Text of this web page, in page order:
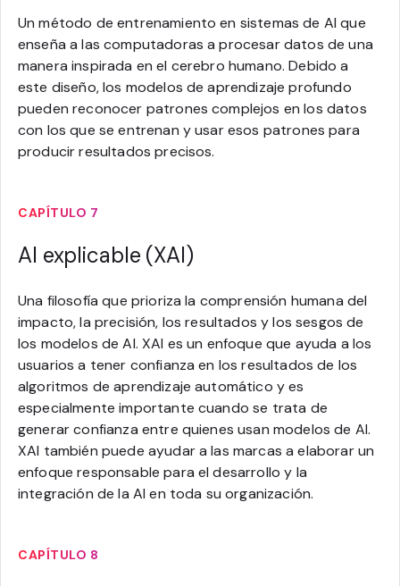
Un método de entrenamiento en sistemas de AI que
enseña a las computadoras a procesar datos de una
manera inspirada en el cerebro humano. Debido a
este diseño, los modelos de aprendizaje profundo
pueden reconocer patrones complejos en los datos
con los que se entrenan y usar esos patrones para
producir resultados precisos.
CAPÍTULO 7
AI explicable (XAI)
Una filosofía que prioriza la comprensión humana del
impacto, la precisión, los resultados y los sesgos de
los modelos de AI. XAI es un enfoque que ayuda a los
usuarios a tener confianza en los resultados de los
algoritmos de aprendizaje automático y es
especialmente importante cuando se trata de
generar confianza entre quienes usan modelos de AI.
XAI también puede ayudar a las marcas a elaborar un
enfoque responsable para el desarrollo y la
integración de la AI en toda su organización.
CAPÍTULO 8